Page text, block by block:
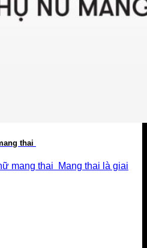
thai
mang thai Mang thai là giai